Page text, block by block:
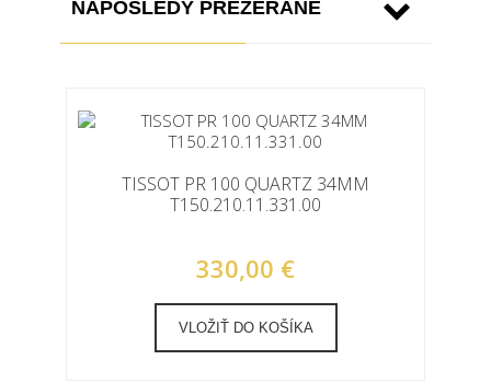
NAPOSLEDY PREZERANÉ
TISSOT PR 100 QUARTZ 34MM
T150.210.11.331.00
330,00 €
VLOŽIŤ DO KOŠÍKA